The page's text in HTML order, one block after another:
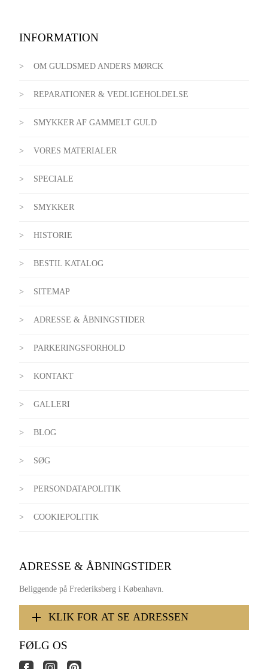
INFORMATION
OM GULDSMED ANDERS MØRCK
REPARATIONER & VEDLIGEHOLDELSE
SMYKKER AF GAMMELT GULD
VORES MATERIALER
SPECIALE
SMYKKER
HISTORIE
BESTIL KATALOG
SITEMAP
ADRESSE & ÅBNINGSTIDER
PARKERINGSFORHOLD
KONTAKT
GALLERI
BLOG
SØG
PERSONDATAPOLITIK
COOKIEPOLITIK
ADRESSE & ÅBNINGSTIDER
Beliggende på Frederiksberg i København.
KLIK FOR AT SE ADRESSEN
FØLG OS